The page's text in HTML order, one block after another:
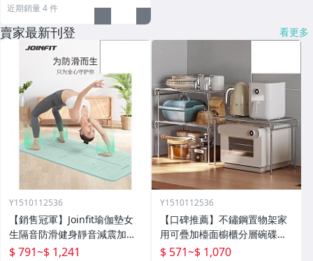
近期銷量 4 件
賣家最新刊登 看更多
Y1510112536
【銷售冠軍】Joinfit瑜伽墊女
生隔音防滑健身靜音減震加寬
厚跳繩墊子地墊家用
$ 791~$ 1,241
Y1510112536
【口碑推薦】不鏽鋼置物架家
用可疊加檯面櫥櫃分層碗碟調
料多功能儲物收納架子
$ 571~$ 1,070